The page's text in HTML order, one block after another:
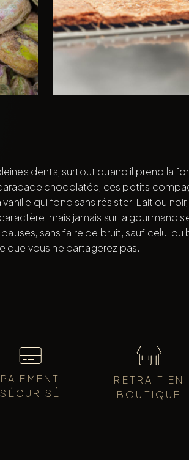
dents, surtout quand il prend la
chocolatée, ces petits
qui fond sans résister. Lait ou
mais jamais sur la
sans faire de bruit, sauf celui du
que vous ne partagerez pas.
PAIEMENT
SÉCURISÉ
RETRAIT EN
BOUTIQUE